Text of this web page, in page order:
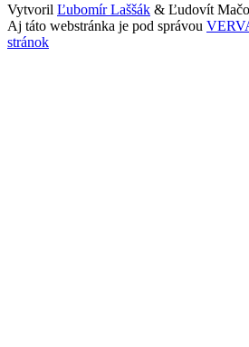
Vytvoril Ľubomír Laššák & Ľudovít
Aj táto webstránka je pod správou
stránok